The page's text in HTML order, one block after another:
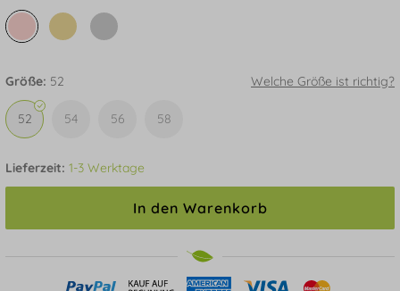
Größe: 52 Welche Größe ist richtig?
52 54 56 58
Lieferzeit: 1-3 Werktage
In den Warenkorb